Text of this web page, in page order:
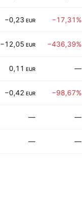
−0,23 EUR −17,31%
−12,05 EUR −436,39%
0,11 EUR —
−0,42 EUR −98,67%
— —
— —